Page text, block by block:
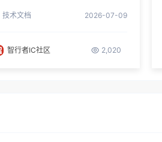
技术文档 2026-07-09
智行者IC社区 2,020